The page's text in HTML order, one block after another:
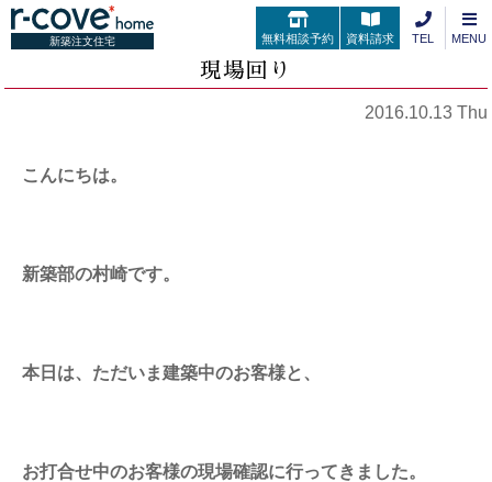
新築注文住宅 無料相談予約 資料請求 TEL MENU
現場回り
2016.10.13 Thu
こんにちは。
新築部の村崎です。
本日は、ただいま建築中のお客様と、
お打合せ中のお客様の現場確認に行ってきました。